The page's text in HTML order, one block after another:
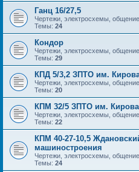
Ганц 16/27,5
Чертежи, электросхемы,
Темы: 24
Кондор
Чертежи, электросхемы,
Темы: 29
КПД 5/3,2 ЗПТО им.
Чертежи, электросхемы,
Темы: 20
КПМ 32/5 ЗПТО им. Кирова
Чертежи, электросхемы,
Темы: 22
КПМ 40-27-10,5
машиностроения
Чертежи, электросхемы,
Темы: 24